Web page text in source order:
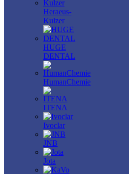
Heraeus-
Kulzer
HUGE
DENTAL
HumanChemie
ITENA
Ivoclar
JNB
Jota